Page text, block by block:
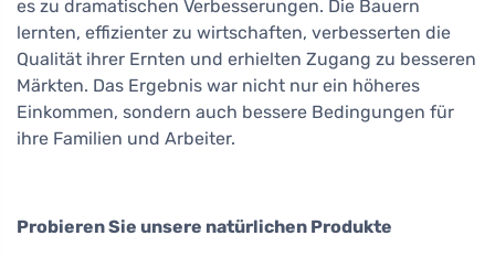
es zu dramatischen Verbesserungen. Die Bauern
lernten, effizienter zu wirtschaften, verbesserten die
Qualität ihrer Ernten und erhielten Zugang zu besseren
Märkten. Das Ergebnis war nicht nur ein höheres
Einkommen, sondern auch bessere Bedingungen für
ihre Familien und Arbeiter.
Probieren Sie unsere natürlichen Produkte